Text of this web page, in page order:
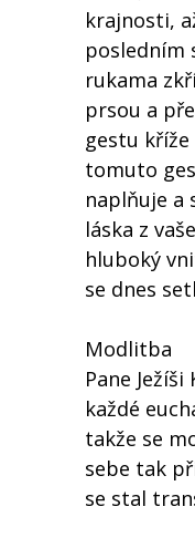
krajnosti,
posledním
rukama
prsou a
gestu
tomuto
naplňuje a
láska z
hluboký
se dnes
Modlitba
Pane
každé
takže se
sebe tak
se stal